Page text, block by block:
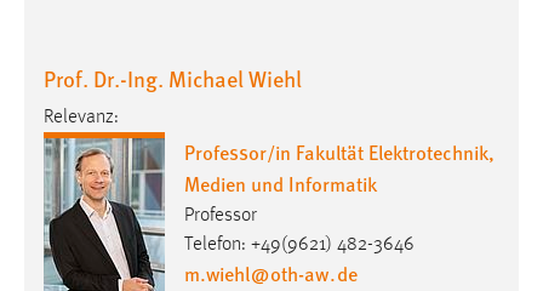
Prof. Dr.-Ing. Michael Wiehl
Relevanz:
Professor/in Fakultät Elektrotechnik,
Medien und Informatik
Professor
Telefon: +49(9621) 482-3646
m.wiehl@oth-aw.de